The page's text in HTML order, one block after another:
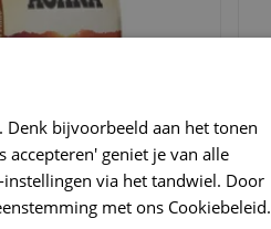
bijvoorbeeld aan het tonen
geniet je van alle
instellingen via het tandwiel. Door
met ons Cookiebeleid.